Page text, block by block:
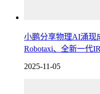
小鹏分享物理AI涌现
Robotaxi、全新一代
2025-11-05